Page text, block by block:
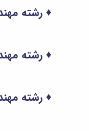
♦ رشته
♦ رشته
♦ رشته